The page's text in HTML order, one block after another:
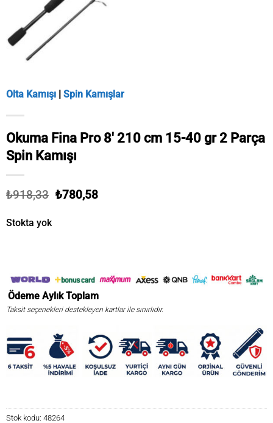
Olta Kamışı | Spin Kamışlar
Okuma Fina Pro 8′ 210 cm 15-40 gr 2 Parça
Spin Kamışı
₺918,33 Orijinal
₺780,58Şu
Stokta yok
Ödeme Aylık Toplam
Taksit seçenekleri destekleyen kartlar ile sınırlıdır.
Stok kodu: 48264